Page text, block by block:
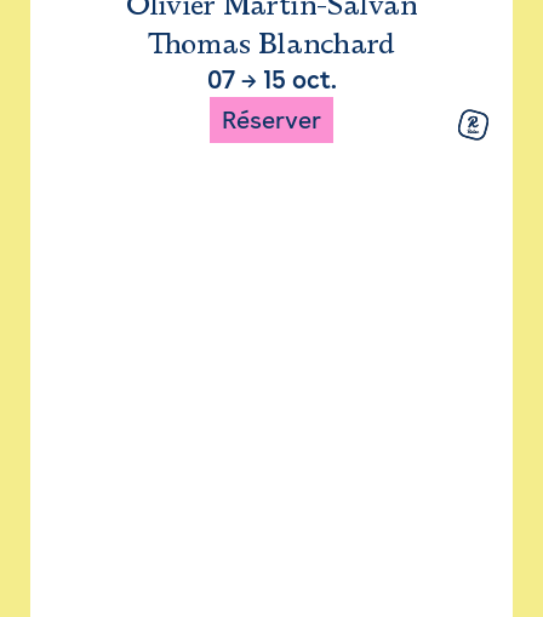
Thomas Blanchard
07→ 15 oct.
Réserver